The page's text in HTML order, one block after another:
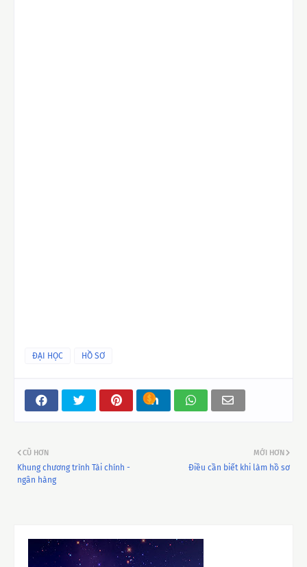
ĐẠI HỌC HỒ SƠ
MỚI HƠN
Điều cần biết khi làm hồ sơ
CŨ HƠN
Khung chương trình Tài chính -
ngân hàng